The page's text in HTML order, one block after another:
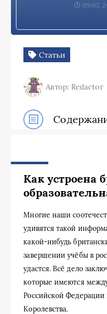
09:03,
Статьи
Автор: Redactor
Как устроена
Многие наши
удивятся такой
какой-нибудь
завершении учёбы в
удастся. Всё дело
которые имеются
Российской
Королевства.